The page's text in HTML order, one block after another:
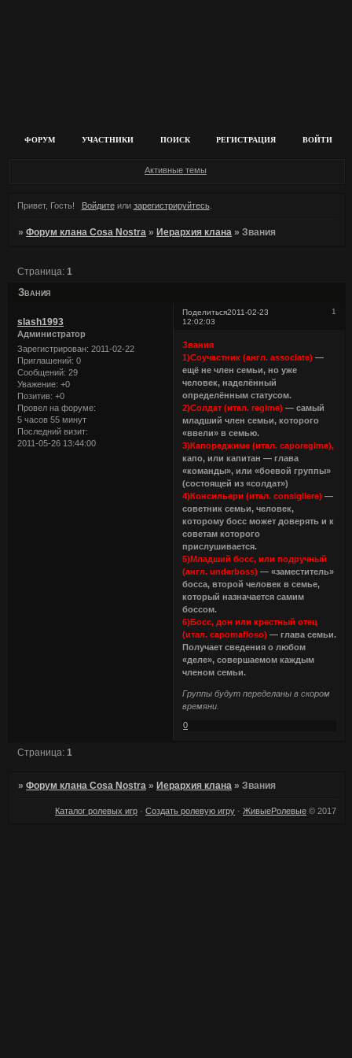
ФОРУМ УЧАСТНИКИ ПОИСК РЕГИСТРАЦИЯ ВОЙТИ
Активные темы
Привет, Гость! Войдитеили зарегистрируйтесь.
»Форум клана Cosa Nostra »Иерархия клана »Звания
Звания
Страница: 1
Поделиться 1
2011-02-23
12:02:03
slash1993
Администратор
Зарегистрирован: 2011-02-22
Приглашений: 0
Сообщений: 29
Уважение: +0
Позитив: +0
Провел на форуме:
5 часов 55 минут
Последний визит:
2011-05-26 13:44:00
Звания
1)Соучастник (англ. associate) —
ещё не член семьи, но уже
человек, наделённый
определённым статусом.
2)Солдат (итал. regime) — самый
младший член семьи, которого
«ввели» в семью.
3)Капореджиме (итал. caporegime),
капо, или капитан — глава
«команды», или «боевой группы»
(состоящей из «солдат»)
4)Консильери (итал. consigliere)—
советник семьи, человек,
которому босс может доверять и к
советам которого
прислушивается.
5)Младший босс, или подручный
(англ. underboss)— «заместитель»
босса, второй человек в семье,
который назначается самим
боссом.
6)Босс, дон или крестный отец
(итал. capomafioso)— глава семьи.
Получает сведения о любом
«деле», совершаемом каждым
членом семьи.
Группы будут переделаны в скором
времяни.
0
Страница:1
»Форум клана Cosa Nostra » Иерархия клана »Звания
Каталог ролевых игр ·Создать ролевую игру ·ЖивыеРолевые © 2017